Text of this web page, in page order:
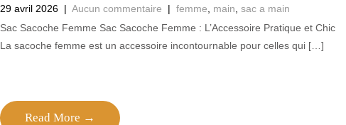
29 avril 2026 | Aucun commentaire | femme main sac a main
Sac Sacoche Femme Sac Sacoche Femme : L’Accessoire Pratique et Chic
La sacoche femme est un accessoire incontournable pour celles qui […]
Read More →